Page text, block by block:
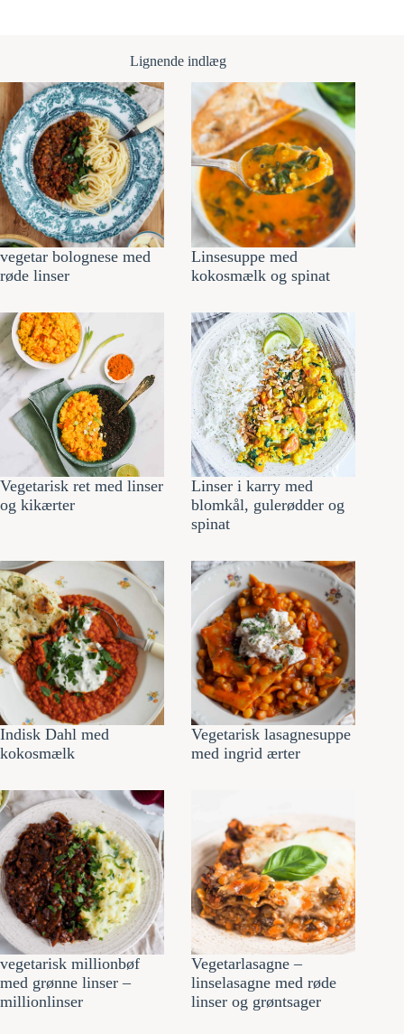
Lignende indlæg
vegetar bolognese med
røde linser
Linsesuppe med
kokosmælk og spinat
Vegetarisk ret med linser
og kikærter
Linser i karry med
blomkål, gulerødder og
spinat
Indisk Dahl med
kokosmælk
Vegetarisk lasagnesuppe
med ingrid ærter
vegetarisk millionbøf
med grønne linser –
millionlinser
Vegetarlasagne –
linselasagne med røde
linser og grøntsager